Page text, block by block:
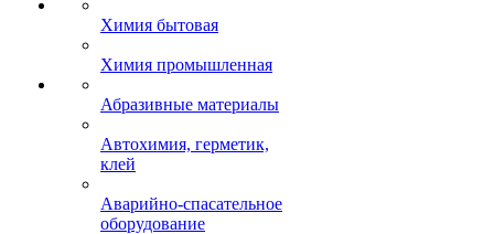
Химия бытовая
Химия промышленная
Абразивные материалы
Автохимия, герметик,
клей
Аварийно-спасательное
оборудование